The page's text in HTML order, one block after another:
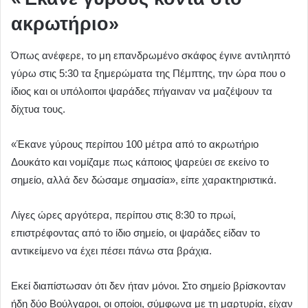
ακρωτήριο»
Όπως ανέφερε, το μη επανδρωμένο σκάφος έγινε αντιληπτό
γύρω στις 5:30 τα ξημερώματα της Πέμπτης, την ώρα που ο
ίδιος και οι υπόλοιποι ψαράδες πήγαιναν να μαζέψουν τα
δίχτυα τους.
«Έκανε γύρους περίπου 100 μέτρα από το ακρωτήριο
Δουκάτο και νομίζαμε πως κάποιος ψαρεύει σε εκείνο το
σημείο, αλλά δεν δώσαμε σημασία», είπε χαρακτηριστικά.
Λίγες ώρες αργότερα, περίπου στις 8:30 το πρωί,
επιστρέφοντας από το ίδιο σημείο, οι ψαράδες είδαν το
αντικείμενο να έχει πέσει πάνω στα βράχια.
Εκεί διαπίστωσαν ότι δεν ήταν μόνοι. Στο σημείο βρίσκονταν
ήδη δύο Βούλγαροι, οι οποίοι, σύμφωνα με τη μαρτυρία, είχαν